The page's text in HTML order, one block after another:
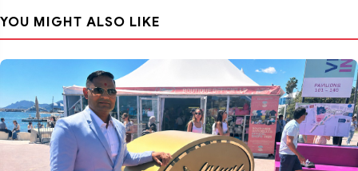
YOU MIGHT ALSO LIKE